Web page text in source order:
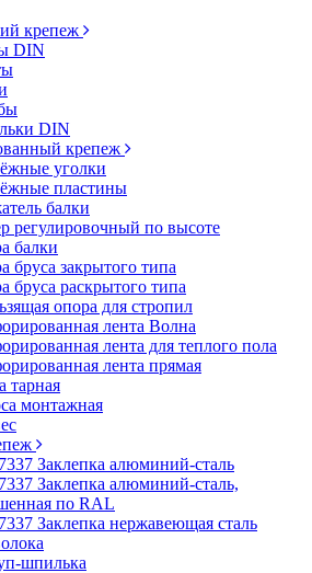
крепеж
DIN
DIN
крепеж
уголки
пластины
балки
регулировочный по высоте
балки
бруса закрытого типа
бруса раскрытого типа
опора для стропил
лента Волна
лента для теплого пола
лента прямая
тарная
монтажная
Заклепка алюминий-сталь
Заклепка алюминий-сталь,
по RAL
Заклепка нержавеющая сталь
шпилька